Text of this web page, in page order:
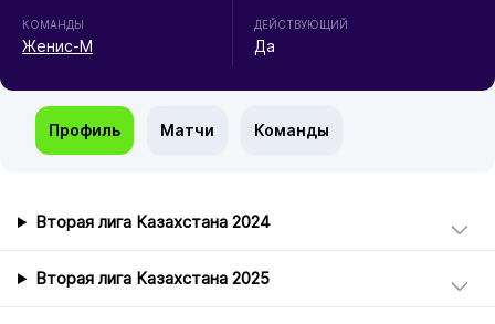
КОМАНДЫ
Женис-М
ДЕЙСТВУЮЩИЙ
Да
Профиль Матчи Команды
Вторая лига Казахстана 2024
Вторая лига Казахстана 2025